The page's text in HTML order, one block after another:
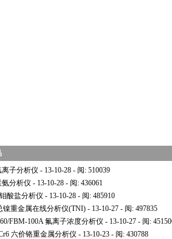
离子分析仪 - 13-10-28 - 阅: 510039
氨分析仪 - 13-10-28 - 阅: 436061
酸盐分析仪 - 13-10-28 - 阅: 485910
镍重金属在线分析仪(TNI) - 13-10-27 - 阅: 497835
FBM-100A 氟离子浓度分析仪 - 13-10-27 - 阅:
六价铬重金属分析仪 - 13-10-23 - 阅: 430788